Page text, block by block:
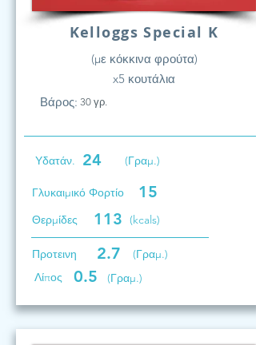
Kelloggs Special K
(με κόκκινα φρούτα)
x5 κουτάλια
Βάρος: 30 γρ.
Υδατάν. 24 (Γραμ.)
Γλυκαιμικό Φορτίο 15
Θερμίδες 113 (kcals)
Προτεινη 2.7
(Γραμ.)
Λίπος
0.5 (Γραμ.)